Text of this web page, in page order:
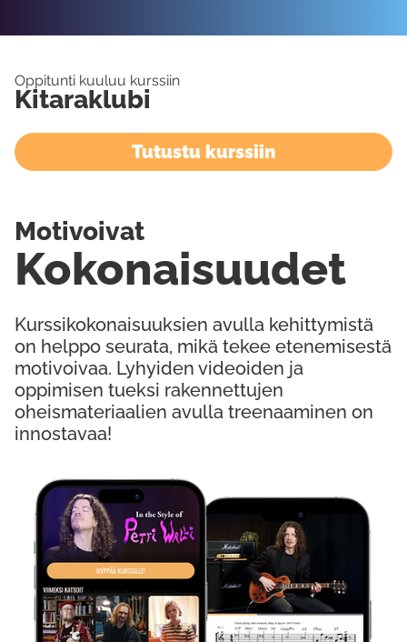
Kokeile Ilmaiseksi
Oppitunti kuuluu kurssiin
Kitaraklubi
Tutustu kurssiin
Kurssikokonaisuuksien avulla kehittymistä
on helppo seurata, mikä tekee etenemisestä
motivoivaa. Lyhyiden videoiden ja
oppimisen tueksi rakennettujen
oheismateriaalien avulla treenaaminen on
innostavaa!
Kokonaisuudet
Motivoivat